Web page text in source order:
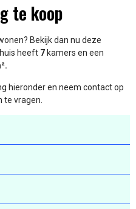
te koop
Bekijk dan nu deze
heeft 7 kamers en een
hieronder en neem contact op
te vragen.